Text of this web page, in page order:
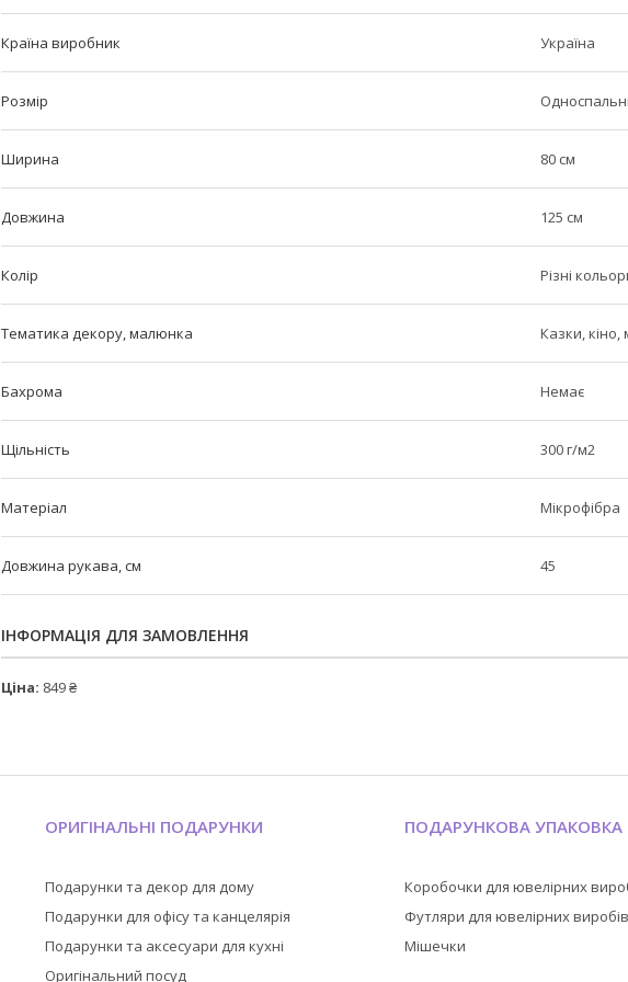
Країна виробник Україна
Розмір
Ширина 80 см
Довжина 125 см
Колір Різні
Тематика декору, малюнка Казки, кіно,
Бахрома Немає
Щільність 300 г/м2
Матеріал Мікрофібра
Довжина рукава, см 45
ІНФОРМАЦІЯ ДЛЯ ЗАМОВЛЕННЯ
Ціна: 849 ₴
ОРИГІНАЛЬНІ ПОДАРУНКИ
Подарунки та декор для дому
Подарунки для офісу та канцелярія
Подарунки та аксесуари для кухні
Оригінальний посуд
ПОДАРУНКОВА УПАКОВКА
Коробочки для ювелірних
Футляри для ювелірних виробів
Мішечки